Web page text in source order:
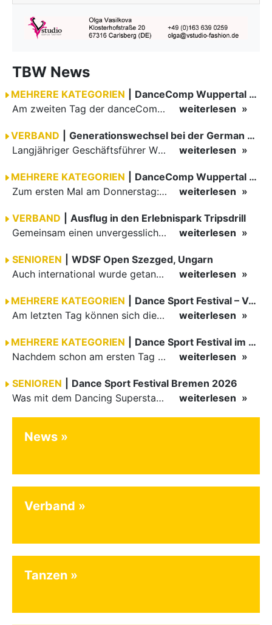
TBW News
MEHRERE KATEGORIEN
DanceComp Wuppertal 2026
Am zweiten Tag der danceComp starteten die Turniere im großen Saal. Den Auftakt machte das größte Feld des Wochenendes: Im WDSF Open Senior III Standard gingen 141 Paare aufs Parkett.
weiterlesen
VERBAND
Generationswechsel bei der German Open Championships…
Langjähriger Geschäftsführer Wilfried Scheible übergibt Verantwortung an Stephen Harnisch und Bernd Roßnagel Stuttgart, den 30. Juni 2026.
weiterlesen
MEHRERE KATEGORIEN
DanceComp Wuppertal 2026
Zum ersten Mal am Donnerstag: erster Tag der danceComp
weiterlesen
VERBAND
Ausflug in den Erlebnispark Tripsdrill
Gemeinsam einen unvergesslichen Tag erleben
weiterlesen
SENIOREN
WDSF Open Szezged, Ungarn
Auch international wurde getanzt in Ungarn am vergangenen Wochenende
weiterlesen
MEHRERE KATEGORIEN
Dance Sport Festival – Volles Haus
Am letzten Tag können sich die Besucher des Dance Sport Festivals erneut auf internationale Festivalatmosphäre freuen. Die knapp 1200 Aktiven vertreten mit Deutschland 43 Nationen. Mit Paaren aus 15…
weiterlesen
MEHRERE KATEGORIEN
Dance Sport Festival im WM-Fieber
Nachdem schon am ersten Tag zumindest im Hansesaal WM-Stimmung vom Feinsten herrschte, werden am Samstag nicht nur Tänzerinnen und Tänzer der Junioren die Stimmung ordentlich anheizen. Es erwartet alle -…
weiterlesen
SENIOREN
Dance Sport Festival Bremen 2026
Was mit dem Dancing Superstar Festival begann, ist inzwischen mit dem Dance Sport Festival Bremen zu einer festen Institution geworden. Zum fünften Mal treffen sich Paare, Funktionäre und Gäste zu diesem…
weiterlesen
News
Verband
Tanzen